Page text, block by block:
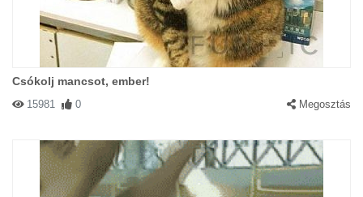
Csókolj mancsot, ember!
15981 0 Megosztás